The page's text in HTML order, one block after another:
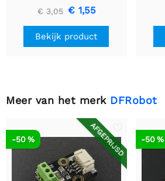
afstandsbediening kit
€ 3,05 € 1,55
Bekijk product
Meer van het merk DFRobot
AFGEPRIJSD
-50 % -50 %